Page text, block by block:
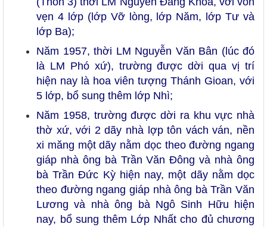
vẹn 4 lớp (lớp Vỡ lòng, lớp Năm, lớp Tư và
lớp Ba);
Năm 1957, thời LM Nguyễn Văn Bân (lúc đó
là LM Phó xứ), trường được dời qua vị trí
hiện nay là hoa viên tượng Thánh Gioan, với
5 lớp, bổ sung thêm lớp Nhì;
Năm 1958, trường được dời ra khu vực nhà
thờ xứ, với 2 dãy nhà lợp tôn vách ván, nền
xi măng một dãy nằm dọc theo đường ngang
giáp nhà ông bà Trần Văn Đông và nhà ông
bà Trần Đức Kỳ hiện nay, một dãy nằm dọc
theo đường ngang giáp nhà ông bà Trần Văn
Lương và nhà ông bà Ngô Sinh Hữu hiện
nay, bổ sung thêm Lớp Nhất cho đủ chương